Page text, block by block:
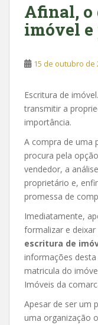
Afinal, o
imóvel e
15 de outubro de
Escritura de
transmitir a
importância.
A compra de uma
procura pela
vendedor, a
proprietário e,
promessa de
Imediatamente,
formalizar e
escritura de
informações
matricula do
Imóveis da
Apesar de ser um
uma organização